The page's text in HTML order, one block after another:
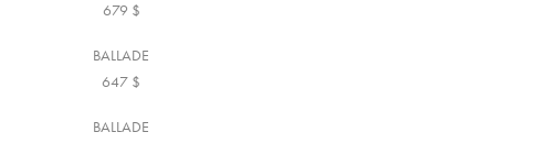
679 $
BALLADE
647 $
BALLADE